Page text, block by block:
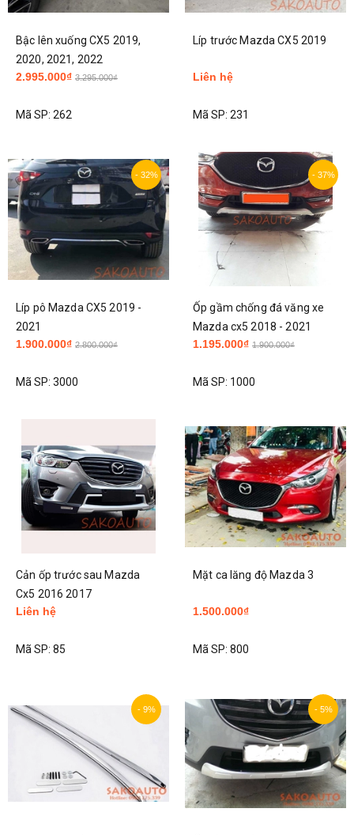
Bậc lên xuống CX5 2019,
2020, 2021, 2022
2.995.000₫ 3.295.000₫
Mã SP: 262
Líp trước Mazda CX5 2019
Liên hệ
Mã SP: 231
- 32%
Líp pô Mazda CX5 2019 -
2021
1.900.000₫ 2.800.000₫
Mã SP: 3000
- 37%
Ốp gầm chống đá văng xe
Mazda cx5 2018 - 2021
1.195.000₫ 1.900.000₫
Mã SP: 1000
Cản ốp trước sau Mazda
Cx5 2016 2017
Liên hệ
Mã SP: 85
Mặt ca lăng độ Mazda 3
1.500.000₫
Mã SP: 800
- 9% - 5%